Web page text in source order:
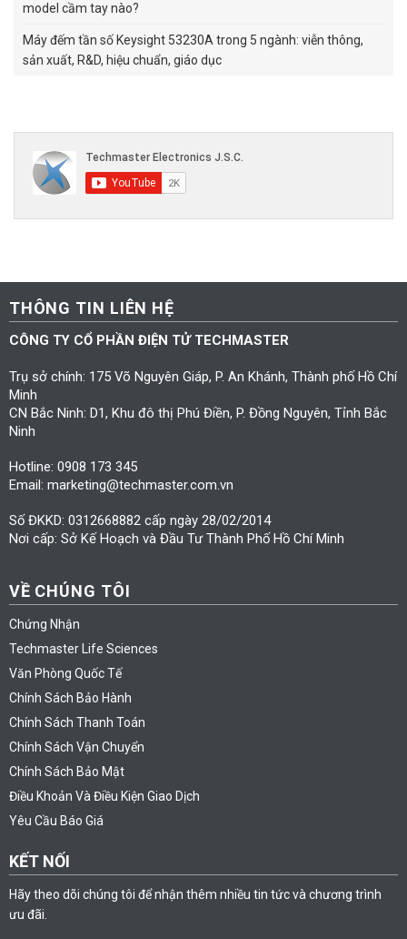
model cầm tay nào?
Máy đếm tần số Keysight 53230A trong 5 ngành: viễn thông,
sản xuất, R&D, hiệu chuẩn, giáo dục
THÔNG TIN LIÊN HỆ
CÔNG TY CỔ PHẦN ĐIỆN TỬ TECHMASTER
Trụ sở chính: 175 Võ Nguyên Giáp, P. An Khánh, Thành phố Hồ Chí
Minh
CN Bắc Ninh: D1, Khu đô thị Phú Điền, P. Đồng Nguyên, Tỉnh Bắc
Ninh
Hotline: 0908 173 345
Email: marketing@techmaster.com.vn
Số ĐKKD: 0312668882 cấp ngày 28/02/2014
Nơi cấp: Sở Kế Hoạch và Đầu Tư Thành Phố Hồ Chí Minh
VỀ CHÚNG TÔI
Chứng Nhận
Techmaster Life Sciences
Văn Phòng Quốc Tế
Chính Sách Bảo Hành
Chính Sách Thanh Toán
Chính Sách Vận Chuyển
Chính Sách Bảo Mật
Điều Khoản Và Điều Kiện Giao Dịch
Yêu Cầu Báo Giá
KẾT NỐI
Hãy theo dõi chúng tôi để nhận thêm nhiều tin tức và chương trình
ưu đãi.